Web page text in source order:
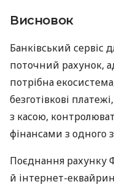
Висновок
Банківський
поточний рахунок,
потрібна
безготівкові
з касою,
фінансами з одного
Поєднання рахунку
й інтернет-